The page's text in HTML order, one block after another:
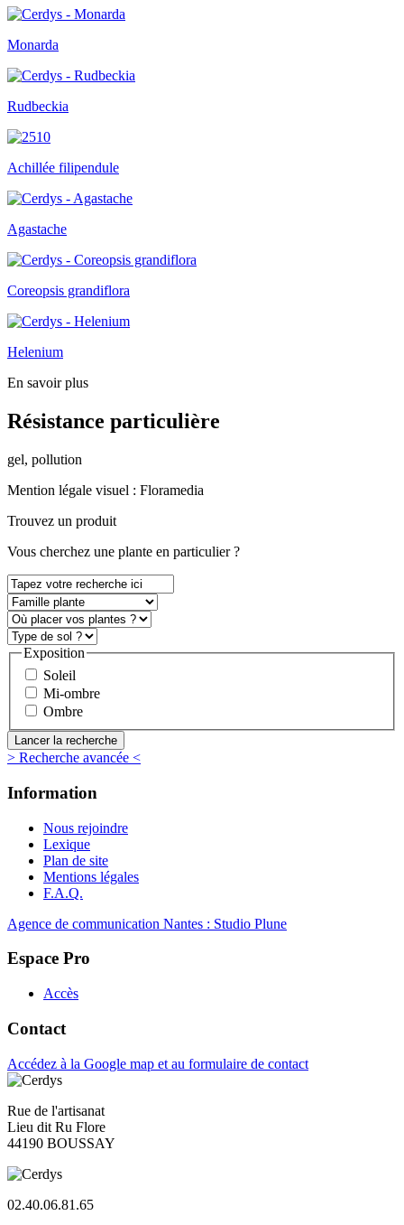
Monarda
Rudbeckia
Achillée filipendule
Agastache
Coreopsis grandiflora
Helenium
En savoir plus
Résistance particulière
gel, pollution
Mention légale visuel : Floramedia
Trouvez un produit
Vous cherchez une plante en particulier ?
Exposition
Soleil
Mi-ombre
Ombre
> Recherche avancée <
Information
Nous rejoindre
Lexique
Plan de site
Mentions légales
F.A.Q.
Agence de communication Nantes : Studio Plune
Espace Pro
Accès
Contact
Accédez à la Google map et au formulaire de contact
Rue de l'artisanat
Lieu dit Ru Flore
44190 BOUSSAY
02.40.06.81.65